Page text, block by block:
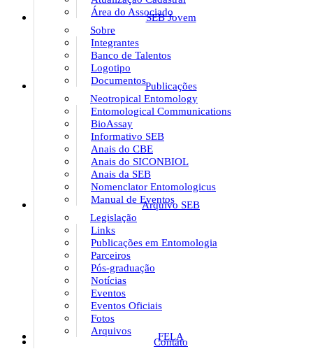
Área do Associado
SEB Jovem
Sobre
Integrantes
Banco de Talentos
Logotipo
DocumentosPublicações
Neotropical Entomology
Entomological Communications
BioAssay
Informativo SEB
Anais do CBE
Anais do SICONBIOL
Anais da SEB
Nomenclator Entomologicus
Manual de Eventos
Arquivo SEB
Legislação
Links
Publicações em Entomologia
Parceiros
Pós-graduação
Notícias
Eventos
Eventos Oficiais
Fotos
Arquivos
FELA
Contato